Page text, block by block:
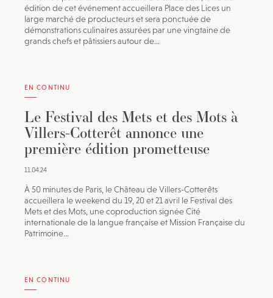
édition de cet événement accueillera Place des Lices un
large marché de producteurs et sera ponctuée de
démonstrations culinaires assurées par une vingtaine de
grands chefs et pâtissiers autour de...
EN CONTINU
Le Festival des Mets et des Mots à
Villers-Cotterêt annonce une
première édition prometteuse
11.04.24
À 50 minutes de Paris, le Château de Villers-Cotterêts
accueillera le weekend du 19, 20 et 21 avril le Festival des
Mets et des Mots, une coproduction signée Cité
internationale de la langue française et Mission Française du
Patrimoine...
EN CONTINU